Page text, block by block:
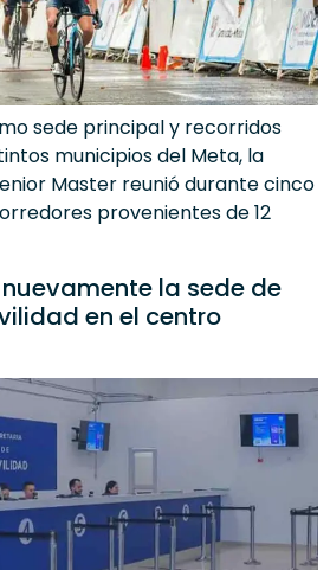
sede principal y recorridos
municipios del Meta, la
Master reunió durante cinco
provenientes de 12
la sede de
en el centro